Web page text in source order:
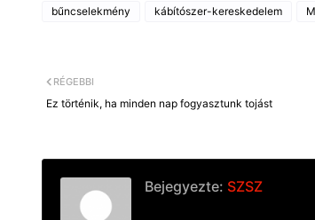
b e
bűncselekmény kábítószer-kereskedelem
RÉGEBBI
Ez történik, ha minden nap fogyasztunk tojást
Bejegyezte: SZSZ